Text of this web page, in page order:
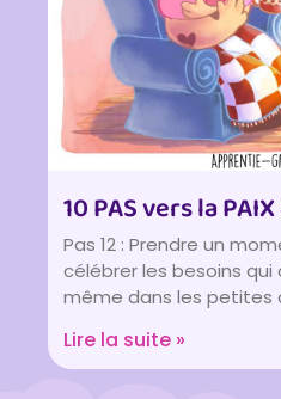
10 PAS vers la
Pas 12 : Prendre un
célébrer les besoins
même dans les petites
Lire la suite »